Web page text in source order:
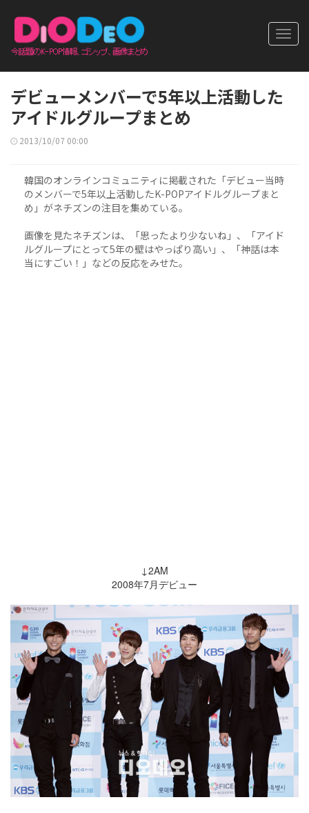
デビューメンバーで5年以上活動した
アイドルグループまとめ
2013/10/07 00:00
韓国のオンラインコミュニティに掲載された「デビュー当時
のメンバーで5年以上活動したK-POPアイドルグループまと
め」がネチズンの注目を集めている。
画像を見たネチズンは、「思ったより少ないね」、「アイド
ルグループにとって5年の壁はやっぱり高い」、「神話は本
当にすごい！」などの反応をみせた。
↓2AM
2008年7月デビュー